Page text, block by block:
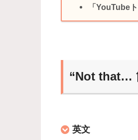
「YouTube
“Not that…
英文